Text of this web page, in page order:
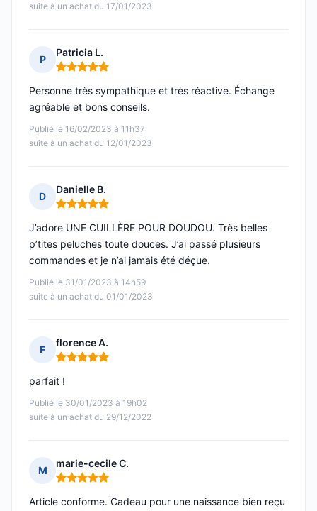
suite à un achat du 17/01/2023
P
Patricia L.
Note : 5 sur 5
Publié le 16/02/2023 à 11h37
suite à un achat du 12/01/2023
Personne très sympathique et très réactive. Échange
agréable et bons conseils.
D
Danielle B.
Note : 5 sur 5
Publié le 31/01/2023 à 14h59
suite à un achat du 01/01/2023
J’adore UNE CUILLÈRE POUR DOUDOU. Très belles
p’tites peluches toute douces. J’ai passé plusieurs
commandes et je n’ai jamais été déçue.
F
florence A.
Note : 5 sur 5
Publié le 30/01/2023 à 19h02
suite à un achat du 29/12/2022
parfait !
M
marie-cecile C.
Note : 5 sur 5
Article conforme. Cadeau pour une naissance bien reçu